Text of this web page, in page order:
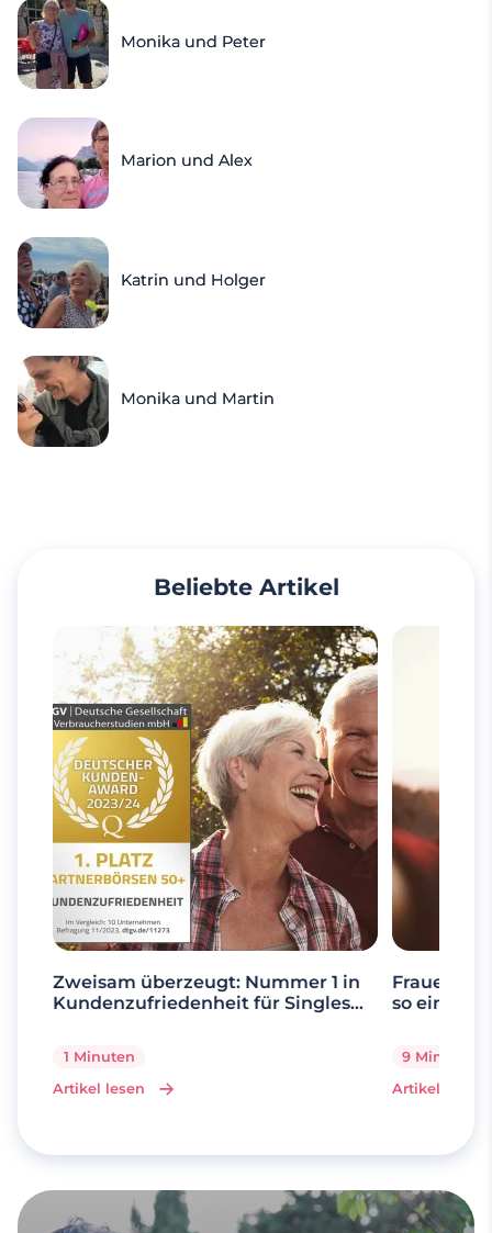
Monika und Peter
Marion und Alex
Katrin und Holger
Monika und Martin
Beliebte Artikel
Zweisam überzeugt: Nummer 1 in
Kundenzufriedenheit für Singles
1 Minuten
Artikel lesen
Frauen ab
so einfach
9 Minuten
Artikel lesen